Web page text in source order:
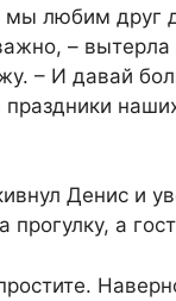
мы любим друг
–
– И давай
праздники
Денис и
прогулку, а